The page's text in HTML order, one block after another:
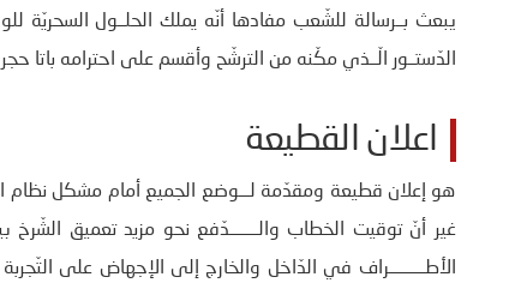
يبعث بــرسالة للشّعب مفادها أنّه يملك الحلــول السحريّة
الدّستــور الّــذي مكّنه من الترشّح وأقسم على احترامه باتا
اعلان القطيعة
هو إعلان قطيعة ومقدّمة لـــوضع الجميع أمام مشكل نظام
غير أنّ توقيت الخطاب والــــــــدّفع نحو مزيد تعميق
الأطــــــــــراف في الدّاخل والخارج إلى الإجهاض على